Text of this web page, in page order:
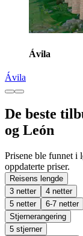
Ávila
Ávila
De beste
og León
Prisene ble funnet i
oppdaterte priser.
Reisens lengde
3 netter
4 netter
5 netter
6-7 netter
Stjernerangering
5 stjerner